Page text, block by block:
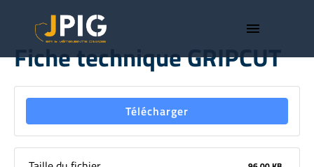
menu
Fiche technique GRIPCUT
Télécharger